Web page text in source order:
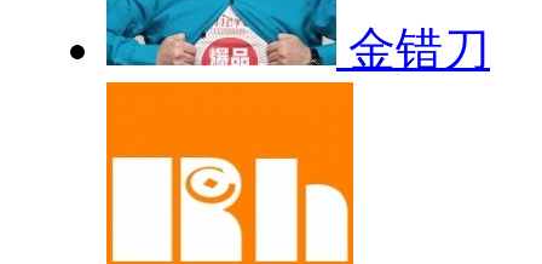
金错刀